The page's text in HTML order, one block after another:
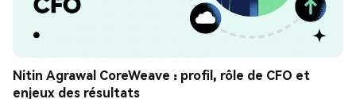
Nitin Agrawal CoreWeave : profil, rôle de CFO et
enjeux des résultats